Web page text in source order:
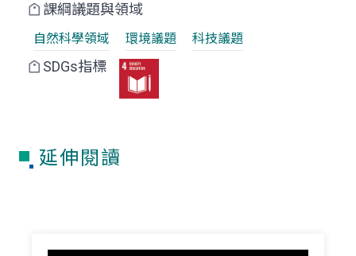
課綱議題與領域
自然科學領域 環境議題 科技議題
SDGs指標
延伸閱讀